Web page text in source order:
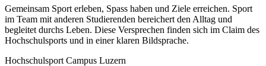
Gemeinsam Sport erleben, Spass haben und Ziele erreichen. Sport
im Team mit anderen Studierenden bereichert den Alltag und
begleitet durchs Leben. Diese Versprechen finden sich im Claim des
Hochschulsports und in einer klaren Bildsprache.
Hochschulsport Campus Luzern